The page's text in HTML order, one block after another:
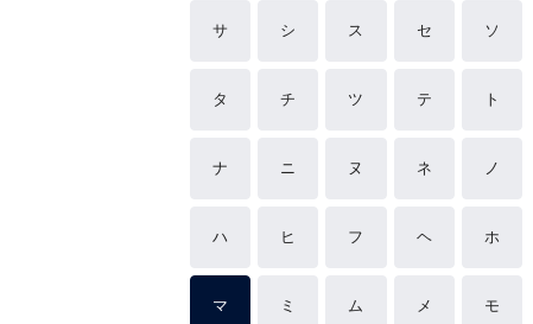
サ シ ス セ ソ
タ チ ツ テ ト
ナ ニ ヌ ネ ノ
ハ ヒ フ ヘ ホ
マ ミ ム メ モ